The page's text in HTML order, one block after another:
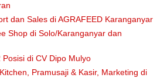
dan Sales di AGRAFEED Karanganyar
Shop di Solo/Karanganyar dan
di CV Dipo Mulyo
Pramusaji & Kasir, Marketing di